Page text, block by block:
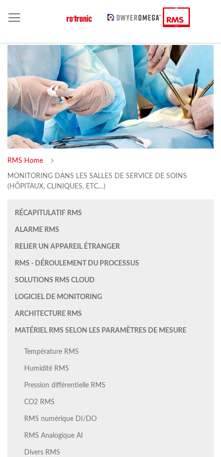
RMS Home
MONITORING DANS LES SALLES DE SERVICE DE SOINS
(HÔPITAUX, CLINIQUES, ETC…)
RÉCAPITULATIF RMS
ALARME RMS
RELIER UN APPAREIL ÉTRANGER
RMS - DÉROULEMENT DU PROCESSUS
SOLUTIONS RMS CLOUD
LOGICIEL DE MONITORING
ARCHITECTURE RMS
MATÉRIEL RMS SELON LES PARAMÈTRES DE MESURE
Température RMS
Humidité RMS
Pression différentielle RMS
CO2 RMS
RMS numérique DI/DO
RMS Analogique AI
Divers RMS